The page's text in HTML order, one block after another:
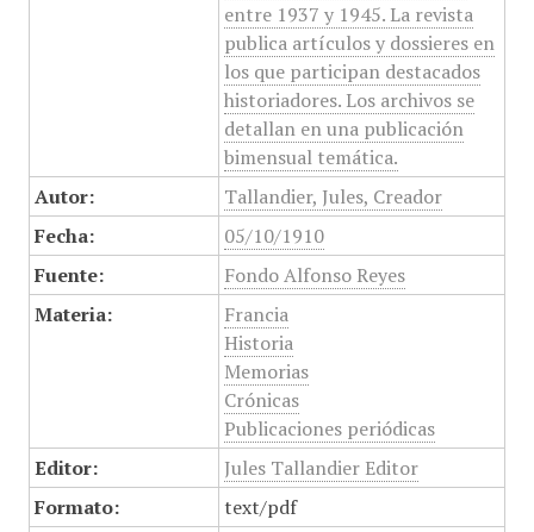
entre 1937 y 1945. La revista
publica artículos y dossieres en
los que participan destacados
historiadores. Los archivos se
detallan en una publicación
bimensual temática.
Autor:
Tallandier, Jules, Creador
Fecha:
05/10/1910
Fuente:
Fondo Alfonso Reyes
Materia:
Francia
Historia
Memorias
Crónicas
Publicaciones periódicas
Editor:
Jules Tallandier Editor
Formato:
text/pdf